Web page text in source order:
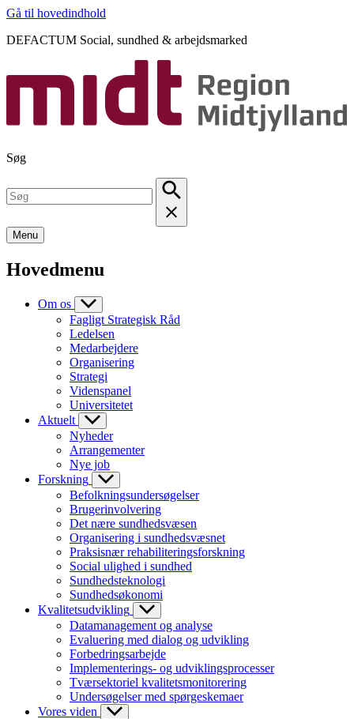
Gå til hovedindhold
DEFACTUM Social, sundhed & arbejdsmarked
Søg
Menu
Hovedmenu
Om os
Fagligt Strategisk Råd
Ledelsen
Medarbejdere
Organisering
Strategi
Videnspanel
Universitetet
Aktuelt
Nyheder
Arrangementer
Nye job
Forskning
Befolkningsundersøgelser
Brugerinvolvering
Det nære sundhedsvæsen
Organisering i sundhedsvæsnet
Praksisnær rehabiliteringsforskning
Social ulighed i sundhed
Sundhedsteknologi
Sundhedsøkonomi
Kvalitetsudvikling
Datamanagement og analyse
Evaluering med dialog og udvikling
Forbedringsarbejde
Implementerings- og udviklingsprocesser
Tværsektoriel kvalitetsmonitorering
Undersøgelser med spørgeskemaer
Vores viden